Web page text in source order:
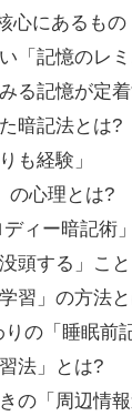
心にあるもの
「記憶のレミ
る記憶が定
暗記法とは?
も経験」
の心理とは?
ィー暗記術」
頭する」こと
習」の方法
の「睡眠前
法」とは?
の「周辺情報